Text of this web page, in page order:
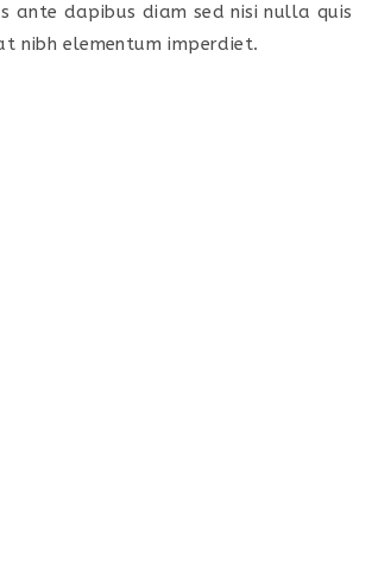
ante dapibus diam sed nisi nulla quis
nibh elementum imperdiet.